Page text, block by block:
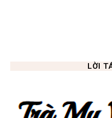
LỜI